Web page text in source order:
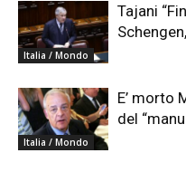
Italia / Mondo
Tajani
Italia / Mondo
E’ morto
del